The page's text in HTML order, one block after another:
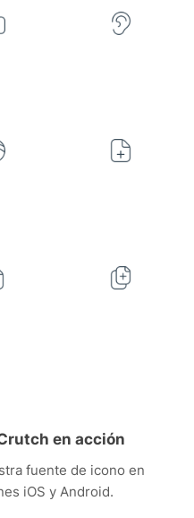
en acción
fuente de icono en
iOS y Android.